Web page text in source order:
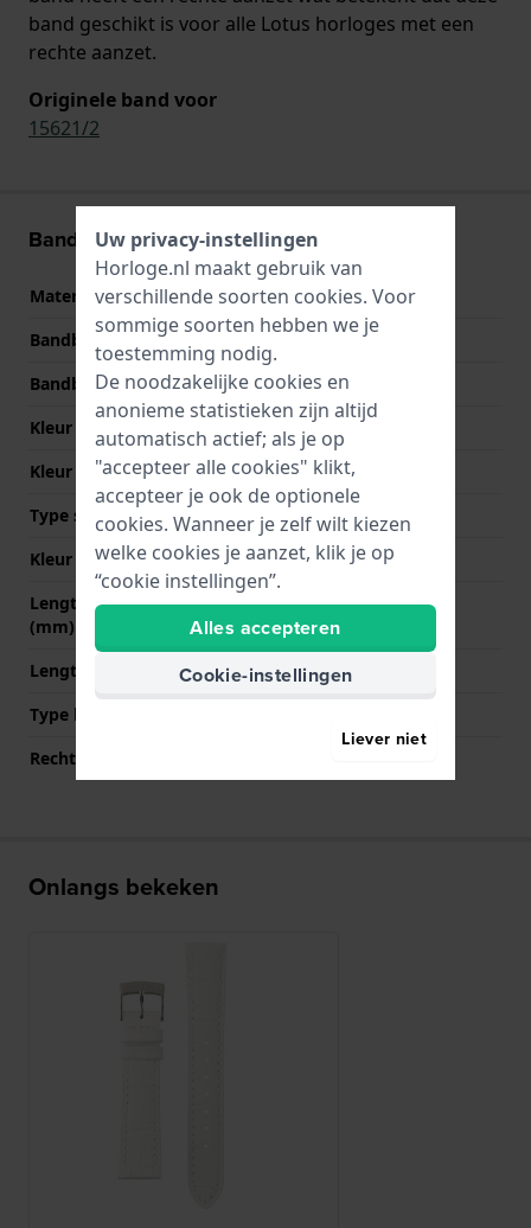
band geschikt is voor alle Lotus horloges met een
rechte aanzet.
Originele band voor
15621/2
Band informatie
Materiaal Band
Leer
Bandbreedte
17 mm
Bandbreedte bij sluiting
15 mm
Kleur Band
Wit
Kleur stiksel
Wit
Type sluiting
Gesp
Kleur sluiting
Zilver
Lengte band op 12 uur
(mm)
65 mm
Lengte band op 6 uur (mm) 105 mm
Type bevestiging
Rechte bandaanzet
Onlangs bekeken
Uw privacy-instellingen
Horloge.nl maakt gebruik van
verschillende soorten cookies. Voor
sommige soorten hebben we je
toestemming nodig.
De noodzakelijke cookies en
anonieme statistieken zijn altijd
automatisch actief; als je op
"accepteer alle cookies" klikt,
accepteer je ook de optionele
cookies. Wanneer je zelf wilt kiezen
welke cookies je aanzet, klik je op
“cookie instellingen”.
Alles accepteren
Cookie-instellingen
Liever niet